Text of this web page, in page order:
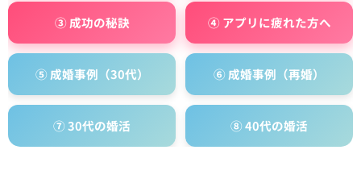
③ 成功の秘訣 ④ アプリに疲れた方へ
⑤ 成婚事例（30代） ⑥ 成婚事例（再婚）
⑦ 30代の婚活 ⑧ 40代の婚活